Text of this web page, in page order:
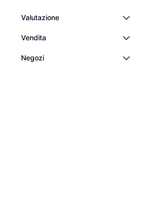
Valutazione
Vendita
Negozi